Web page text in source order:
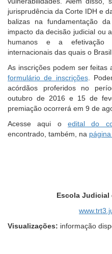
jurisprudência da Corte IDH e
balizas na fundamentação
impacto da decisão judicial ou
humanos e a efetivação
internacionais das quais o
As inscrições podem ser
formulário de inscrições.
acórdãos proferidos no
outubro de 2016 e 15 de
premiação ocorrerá em 9 de
Acesse aqui o edital do
encontrado, também, na
Escola Judicial
Visualizações: informação